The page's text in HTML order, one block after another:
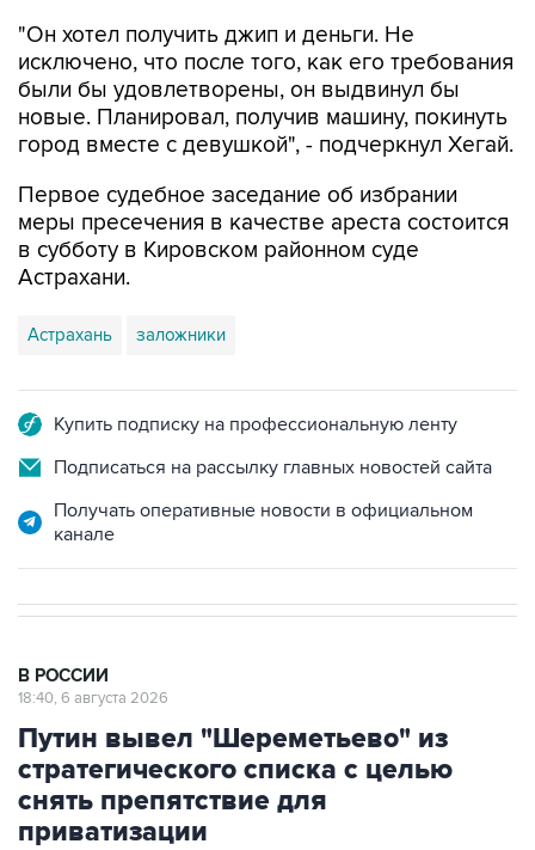
"Он хотел получить джип и деньги. Не
исключено, что после того, как его требования
были бы удовлетворены, он выдвинул бы
новые. Планировал, получив машину, покинуть
город вместе с девушкой", - подчеркнул Хегай.
Первое судебное заседание об избрании
меры пресечения в качестве ареста состоится
в субботу в Кировском районном суде
Астрахани.
Астрахань заложники
Купить подписку на профессиональную ленту
Подписаться на рассылку главных новостей сайта
Получать оперативные новости в официальном
канале
В РОССИИ
18:40, 6 августа 2026
Путин вывел "Шереметьево" из
стратегического списка с целью
снять препятствие для
приватизации